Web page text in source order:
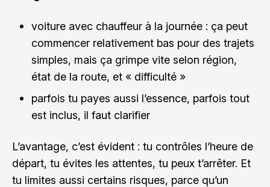
voiture avec chauffeur à la journée : ça peut
commencer relativement bas pour des trajets
simples, mais ça grimpe vite selon région,
état de la route, et « difficulté »
parfois tu payes aussi l’essence, parfois tout
est inclus, il faut clarifier
L’avantage, c’est évident : tu contrôles l’heure de
départ, tu évites les attentes, tu peux t’arrêter. Et
tu limites aussi certains risques, parce qu’un